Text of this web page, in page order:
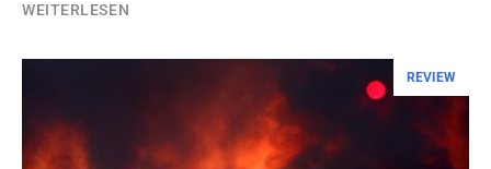
WEITERLESEN
REVIEW